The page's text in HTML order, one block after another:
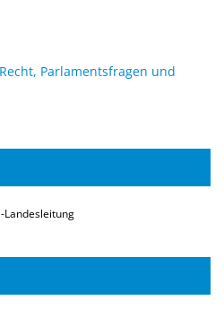
Parlamentsfragen und
Landesleitung